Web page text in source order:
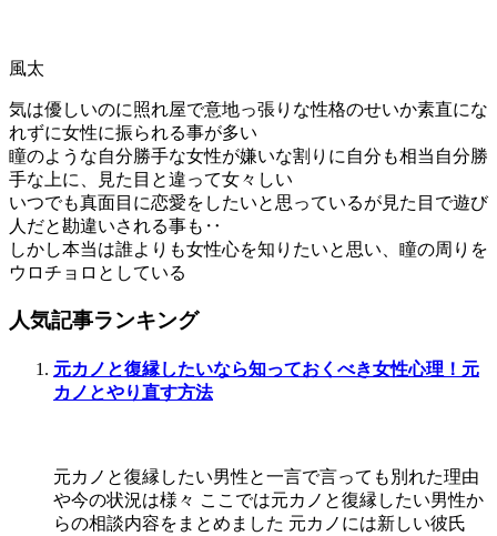
風太
気は優しいのに照れ屋で意地っ張りな性格のせいか素直にな
れずに女性に振られる事が多い
瞳のような自分勝手な女性が嫌いな割りに自分も相当自分勝
手な上に、見た目と違って女々しい
いつでも真面目に恋愛をしたいと思っているが見た目で遊び
人だと勘違いされる事も‥
しかし本当は誰よりも女性心を知りたいと思い、瞳の周りを
ウロチョロとしている
人気記事ランキング
元カノと復縁したいなら知っておくべき女性心理！元
カノとやり直す方法
元カノと復縁したい男性と一言で言っても別れた理由
や今の状況は様々 ここでは元カノと復縁したい男性か
らの相談内容をまとめました 元カノには新しい彼氏